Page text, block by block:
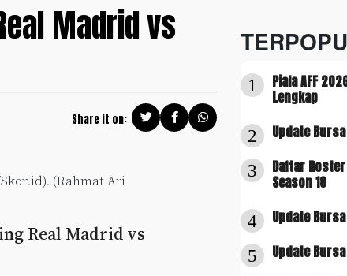
Madrid vs
Share it on:
(Rahmat Ari
Real Madrid vs
1
Piala AFF
Lengkap
2 Update
3
Daftar
Season 18
4 Update
5 Update